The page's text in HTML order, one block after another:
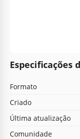
Especificações
Formato
Criado
Última atualização
Comunidade